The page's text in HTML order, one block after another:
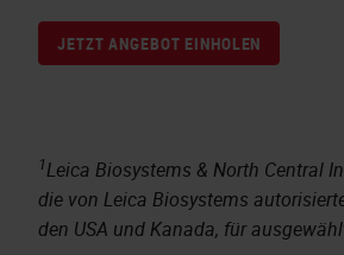
JETZT ANGEBOT EINHOLEN
1Leica Biosystems & North Central
die von Leica Biosystems
den USA und Kanada, für